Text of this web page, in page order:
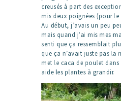
creusés à part des
mis deux poignées (pour le
Au début, j’avais un peu
mais quand j’ai mis mes
senti que ça ressemblait
que ça n’avait juste pas la
met le caca de poulet dans
aide les plantes à grandir.